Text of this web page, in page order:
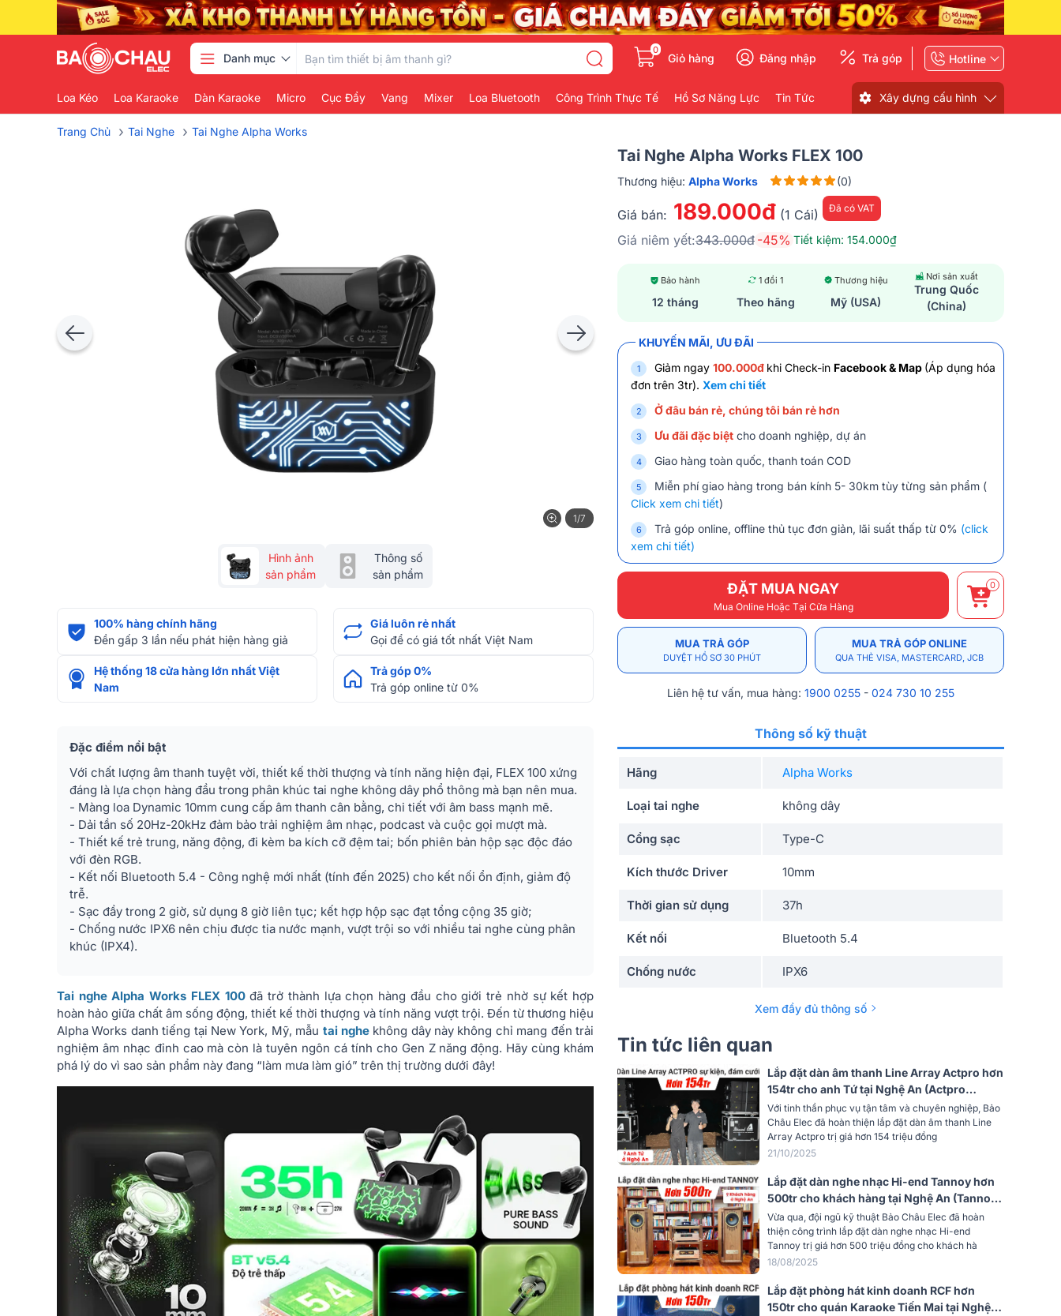
Danh mục
0
Giỏ hàng Đăng nhập Trả góp Hotline
Loa Kéo Loa Karaoke Dàn Karaoke Micro Cục Đẩy Vang Mixer Loa Bluetooth Công Trình Thực Tế Hồ Sơ Năng Lực Tin Tức Xây dựng cấu hình
Trang Chủ › Tai Nghe › Tai Nghe Alpha Works
1/7
Hình ảnh
sản phẩm
Thông số
sản phẩm
100% hàng chính hãng
Đền gấp 3 lần nếu phát hiện hàng giả
Giá luôn rẻ nhất
Gọi để có giá tốt nhất Việt Nam
Hệ thống 18 cửa hàng lớn nhất Việt
Nam
Trả góp 0%
Trả góp online từ 0%
Đặc điểm nổi bật
Với chất lượng âm thanh tuyệt vời, thiết kế thời thượng và tính năng hiện đại, FLEX 100 xứng
đáng là lựa chọn hàng đầu trong phân khúc tai nghe không dây phổ thông mà bạn nên mua.
- Màng loa Dynamic 10mm cung cấp âm thanh cân bằng, chi tiết với âm bass mạnh mẽ.
- Dải tần số 20Hz-20kHz đảm bảo trải nghiệm âm nhạc, podcast và cuộc gọi mượt mà.
- Thiết kế trẻ trung, năng động, đi kèm ba kích cỡ đệm tai; bốn phiên bản hộp sạc độc đáo
với đèn RGB.
- Kết nối Bluetooth 5.4 - Công nghệ mới nhất (tính đến 2025) cho kết nối ổn định, giảm độ
trễ.
- Sạc đầy trong 2 giờ, sử dụng 8 giờ liên tục; kết hợp hộp sạc đạt tổng cộng 35 giờ;
- Chống nước IPX6 nên chịu được tia nước mạnh, vượt trội so với nhiều tai nghe cùng phân
khúc (IPX4).
Tai nghe Alpha Works FLEX 100đã trở thành lựa chọn hàng đầu cho giới trẻ nhờ sự kết hợp
hoàn hảo giữa chất âm sống động, thiết kế thời thượng và tính năng vượt trội. Đến từ thương hiệu
Alpha Works danh tiếng tại New York, Mỹ, mẫu tai nghekhông dây này không chỉ mang đến trải
nghiệm âm nhạc đỉnh cao mà còn là tuyên ngôn cá tính cho Gen Z năng động. Hãy cùng khám
phá lý do vì sao sản phẩm này đang “làm mưa làm gió” trên thị trường dưới đây!
Tai Nghe Alpha Works FLEX 100
Thương hiệu: Alpha Works (0)
Giá bán: 189.000đ (1 Cái) Đã có VAT
Giá niêm yết:343.000đ -45% Tiết kiệm: 154.000₫
Bảo hành
12 tháng
1 đổi 1
Theo hãng
Thương hiệu
Mỹ (USA)
Nơi sản xuất
Trung Quốc
(China)
KHUYẾN MÃI, ƯU ĐÃI
Giảm ngay 100.000đ khi Check-in Facebook & Map (Áp dụng hóa
đơn trên 3tr). Xem chi tiết
Ở đâu bán rẻ, chúng tôi bán rẻ hơn
Ưu đãi đặc biệt cho doanh nghiệp, dự án
Giao hàng toàn quốc, thanh toán COD
Miễn phí giao hàng trong bán kính 5- 30km tùy từng sản phẩm (
Click xem chi tiết)
Trả góp online, offline thủ tục đơn giản, lãi suất thấp từ 0% (click
xem chi tiết)
ĐẶT MUA NGAY
Mua Online Hoặc Tại Cửa Hàng
0
MUA TRẢ GÓP
DUYỆT HỒ SƠ 30 PHÚT
MUA TRẢ GÓP ONLINE
QUA THẺ VISA, MASTERCARD, JCB
Liên hệ tư vấn, mua hàng: 1900 0255 - 024 730 10 255
Thông số kỹ thuật
Hãng Alpha Works
Loại tai nghe không dây
Cổng sạc Type-C
Kích thước Driver 10mm
Thời gian sử dụng 37h
Kết nối Bluetooth 5.4
Chống nước IPX6
80g
Dải tần số
Bluetooth V5.4
Nguồn điện 5V/1A qua USB Type-C
Thời gian sạc Khoảng 2 giờ (DC 5V/1A)
Thời gian phát nhạc Lên đến 7 giờ
Cổng sạc USB Type-C
Xem đầy đủ thông số
Tin tức liên quan
Lắp đặt dàn âm thanh Line Array Actpro hơn
154tr cho anh Tứ tại Nghệ An (Actpro
KR210F New, KR28N New, QD4.13, TD2.22,
Bksound VX10...)
Với tinh thần phục vụ tận tâm và chuyên nghiệp, Bảo
Châu Elec đã hoàn thiện lắp đặt dàn âm thanh Line
Array Actpro trị giá hơn 154 triệu đồng
21/10/2025
Lắp đặt dàn nghe nhạc Hi-end Tannoy hơn
500tr cho khách hàng tại Nghệ An (Tannoy
Kensington GR, Accuphase E4000,
Accuphase DP450,...)
Vừa qua, đội ngũ kỹ thuật Bảo Châu Elec đã hoàn
thiện công trình lắp đặt dàn nghe nhạc Hi-end
Tannoy trị giá hơn 500 triệu đồng cho khách hà
18/08/2025
Lắp đặt phòng hát kinh doanh RCF hơn
150tr cho quán Karaoke Tiến Mai tại Nghệ